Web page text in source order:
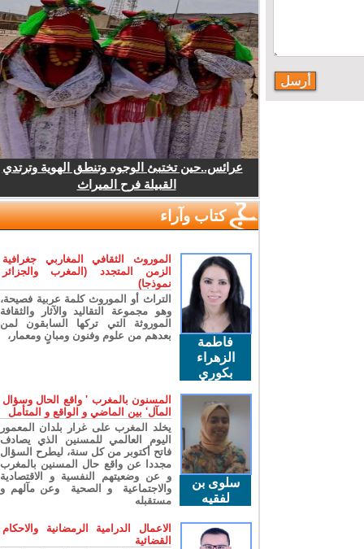
عرائس..حين تختبئ الوجوه وتنطق الهوية وترتدي
القبيلة فرح الميراث
كتاب وآراء
فاطمة
الزهراء
بكوري
الموروث الثقافي المغاربي جغرافية
الزمن المتجدد (المغرب والجزائر
نموذجا)
التراث أو الموروث كلمة عربية فصيحة،
وهو مجموعة التقاليد والآثار والثقافة
الموروثة التي تركها السابقون لمن
بعدهم من علوم وفنون ومبانٍ ومعمار،
سلوى بن
لفقيه
المسنون بالمغرب ' واقع الحال وسؤال
المآل' بين الماضي و الواقع و المتأمل
يخلد المغرب على غرار بلدان المعمور
اليوم العالمي للمسنين الذي يصادف
فاتح أكتوبر من كل سنة، ليطرح السؤال
مجددا عن واقع حال المسنين بالمغرب
و عن وضعيتهم النفسية و الاقتصادية
والاجتماعية و الصحية وعن مآلهم و
مستقبله
الاعمال الدرامية الرمضانية والاحكام
القضائية